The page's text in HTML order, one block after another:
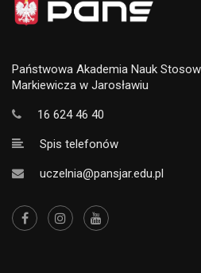
Państwowa Akademia Nauk
Markiewicza w Jarosławiu
16 624 46 40
Spis telefonów
uczelnia@pansjar.edu.pl